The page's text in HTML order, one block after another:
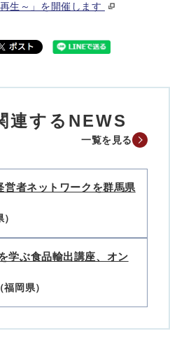
生～」を開催します
連するNEWS
一覧を見る
営者ネットワークを群馬県
学ぶ食品輸出講座、オン
岡県）